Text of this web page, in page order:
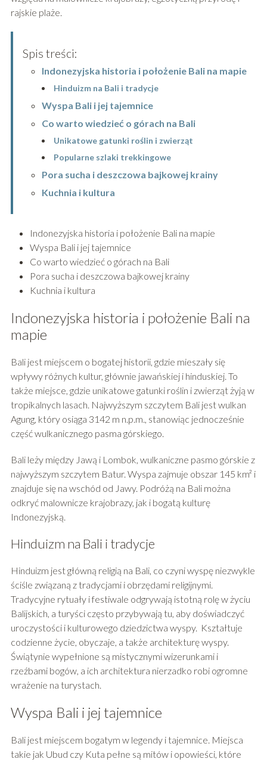
rajskie plaże.
Spis treści:
Indonezyjska historia i położenie Bali na mapie
Hinduizm na Bali i tradycje
Wyspa Bali i jej tajemnice
Co warto wiedzieć o górach na Bali
Unikatowe gatunki roślin i zwierząt
Popularne szlaki trekkingowe
Pora sucha i deszczowa bajkowej krainy
Kuchnia i kultura
Indonezyjska historia i położenie Bali na mapie
Wyspa Bali i jej tajemnice
Co warto wiedzieć o górach na Bali
Pora sucha i deszczowa bajkowej krainy
Kuchnia i kultura
Indonezyjska historia i położenie Bali na
mapie
Bali jest miejscem o bogatej historii, gdzie mieszały się
wpływy różnych kultur, głównie jawańskiej i hinduskiej. To
także miejsce, gdzie unikatowe gatunki roślin i zwierząt żyją w
tropikalnych lasach. Najwyższym szczytem Bali jest wulkan
Agung, który osiąga 3142 m n.p.m., stanowiąc jednocześnie
część wulkanicznego pasma górskiego.
Bali leży między Jawą i Lombok, wulkaniczne pasmo górskie z
najwyższym szczytem Batur. Wyspa zajmuje obszar 145 km² i
znajduje się na wschód od Jawy. Podróżą na Bali można
odkryć malownicze krajobrazy, jak i bogatą kulturę
Indonezyjską.
Hinduizm na Bali i tradycje
Hinduizm jest główną religią na Bali, co czyni wyspę niezwykle
ściśle związaną z tradycjami i obrzędami religijnymi.
Tradycyjne rytuały i festiwale odgrywają istotną rolę w życiu
Balijskich, a turyści często przybywają tu, aby doświadczyć
uroczystości i kulturowego dziedzictwa wyspy. Kształtuje
codzienne życie, obyczaje, a także architekturę wyspy.
Świątynie wypełnione są mistycznymi wizerunkami i
rzeźbami bogów, a ich architektura nierzadko robi ogromne
wrażenie na turystach.
Wyspa Bali i jej tajemnice
Bali jest miejscem bogatym w legendy i tajemnice. Miejsca
takie jak Ubud czy Kuta pełne są mitów i opowieści, które